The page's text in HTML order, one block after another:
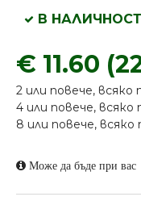
€ 11.60
2 или повече, всяко
4 или повече, всяко
8 или повече, всяко
В НАЛИЧНОСТ
Може да бъде при вас